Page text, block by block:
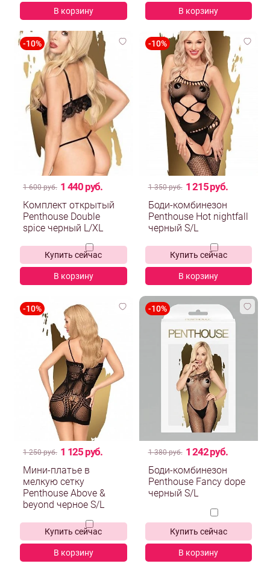
В корзину В корзину
1 440 руб.
1 600 руб.
Купить сейчас
В корзину
1 215 руб.
1 350 руб.
Купить сейчас
В корзину
1 125 руб.
1 250 руб.
Купить сейчас
В корзину
1 242 руб.
1 380 руб.
Купить сейчас
В корзину